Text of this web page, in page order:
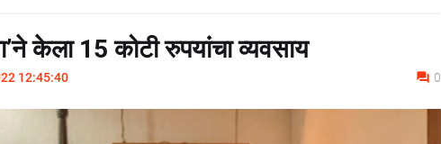
केला 15 कोटी रुपयांचा व्यवसाय
12:45:40 0